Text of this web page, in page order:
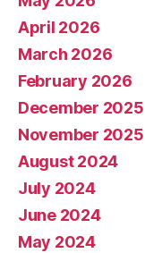
April 2026
March 2026
February 2026
December 2025
November 2025
August 2024
July 2024
June 2024
May 2024